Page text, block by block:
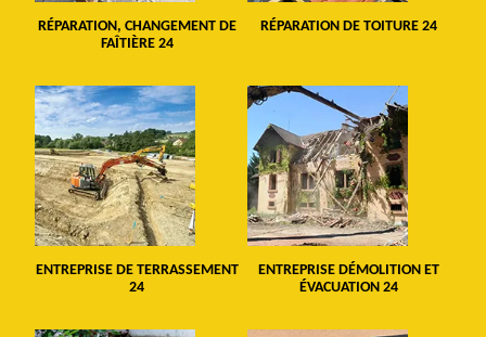
RÉPARATION, CHANGEMENT DE
FAÎTIÈRE 24
RÉPARATION DE TOITURE 24
ENTREPRISE DE TERRASSEMENT
24
ENTREPRISE DÉMOLITION ET
ÉVACUATION 24